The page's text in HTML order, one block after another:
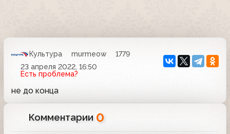
Культура murmeow
1779
23 апреля 2022, 16:50
Есть проблема?
не до конца
Комментарии 0